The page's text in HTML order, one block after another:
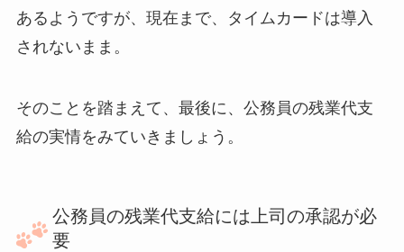
あるようですが、現在まで、タイムカードは導入
されないまま。
そのことを踏まえて、最後に、公務員の残業代支
給の実情をみていきましょう。
公務員の残業代支給には上司の承認が必
要